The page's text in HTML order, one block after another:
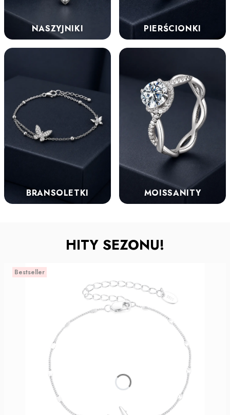
NASZYJNIKI PIERŚCIONKI
BRANSOLETKI MOISSANITY
HITY SEZONU!
Bestseller